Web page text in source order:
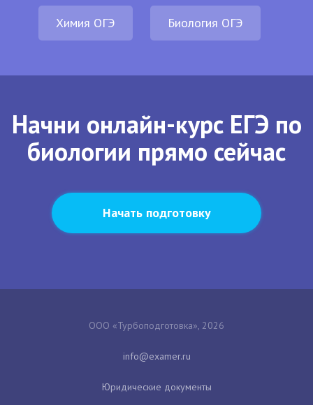
Химия ОГЭ Биология ОГЭ
Начни онлайн-курс ЕГЭ по
биологии прямо сейчас
Начать подготовку
ООО «Турбоподготовка», 2026
Юридические документы